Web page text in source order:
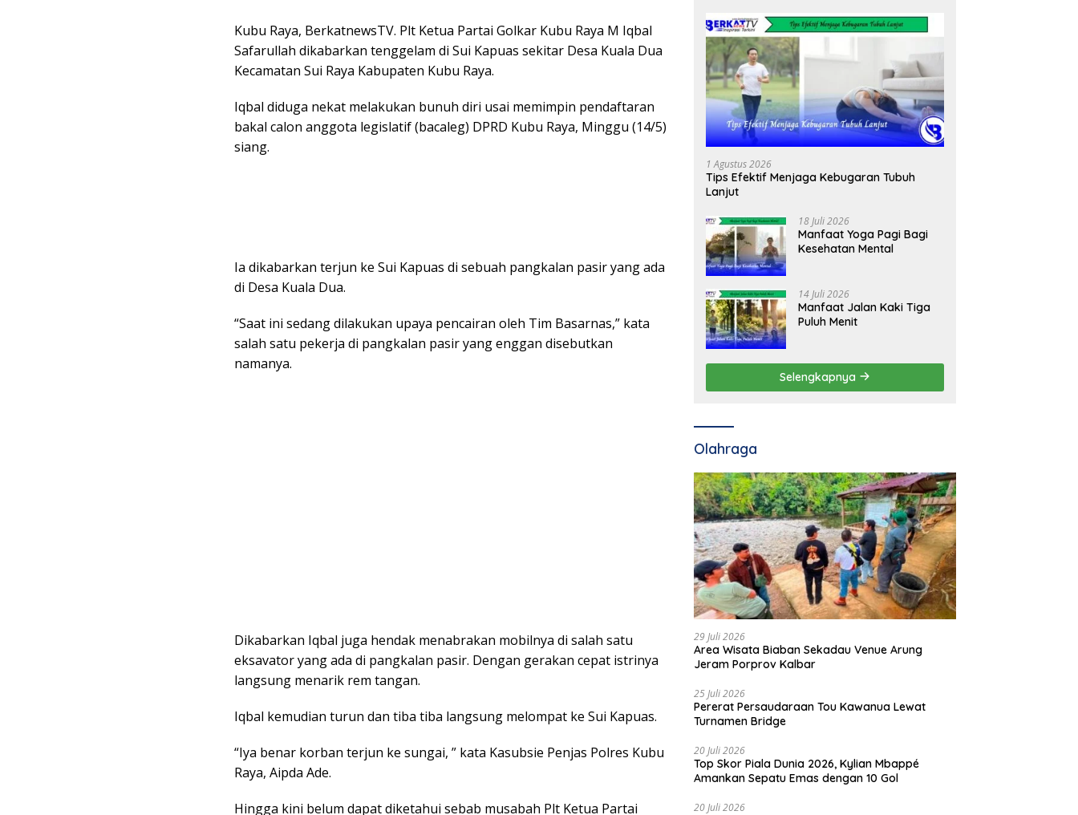
Kubu Raya, BerkatnewsTV. Plt Ketua Partai Golkar Kubu Raya M Iqbal
Safarullah dikabarkan tenggelam di Sui Kapuas sekitar Desa Kuala Dua
Kecamatan Sui Raya Kabupaten Kubu Raya.
Iqbal diduga nekat melakukan bunuh diri usai memimpin pendaftaran
bakal calon anggota legislatif (bacaleg) DPRD Kubu Raya, Minggu (14/5)
siang.
Ia dikabarkan terjun ke Sui Kapuas di sebuah pangkalan pasir yang ada
di Desa Kuala Dua.
“Saat ini sedang dilakukan upaya pencairan oleh Tim Basarnas,” kata
salah satu pekerja di pangkalan pasir yang enggan disebutkan
namanya.
Dikabarkan Iqbal juga hendak menabrakan mobilnya di salah satu
eksavator yang ada di pangkalan pasir. Dengan gerakan cepat istrinya
langsung menarik rem tangan.
Iqbal kemudian turun dan tiba tiba langsung melompat ke Sui Kapuas.
“Iya benar korban terjun ke sungai, ” kata Kasubsie Penjas Polres Kubu
Raya, Aipda Ade.
Hingga kini belum dapat diketahui sebab musabah Plt Ketua Partai
1 Agustus 2026
Tips Efektif Menjaga Kebugaran Tubuh
Lanjut
18 Juli 2026
Manfaat Yoga Pagi Bagi
Kesehatan Mental
14 Juli 2026
Manfaat Jalan Kaki Tiga
Puluh Menit
Selengkapnya
Olahraga
29 Juli 2026
Area Wisata Biaban Sekadau Venue Arung
Jeram Porprov Kalbar
25 Juli 2026
Pererat Persaudaraan Tou Kawanua Lewat
Turnamen Bridge
20 Juli 2026
Top Skor Piala Dunia 2026, Kylian Mbappé
Amankan Sepatu Emas dengan 10 Gol
20 Juli 2026